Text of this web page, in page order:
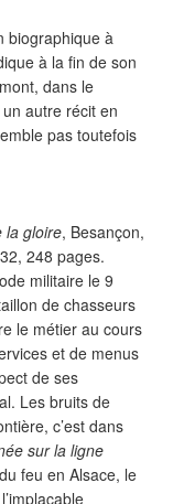
biographique à
à la fin de son
dans le
autre récit en
pas toutefois
la gloire, Besançon,
248 pages.
militaire le 9
de chasseurs
le métier au cours
et de menus
de ses
Les bruits de
c’est dans
sur la ligne
feu en Alsace, le